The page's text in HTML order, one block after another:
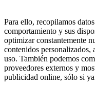
Para ello, recopilamos
comportamiento y sus
optimizar constantemente
contenidos personalizados,
uso. También podemos
proveedores externos y
publicidad online, sólo si